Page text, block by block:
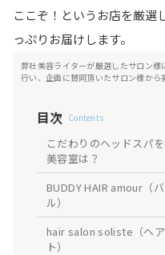
ここぞ！というお店を厳選
っぷりお届けします。
弊社美容ライターが厳選したサロン様
行い、企画に賛同頂いたサロン様から
目次 Contents
こだわりのヘッドスパ
美容室は？
BUDDY HAIR amour（
ル）
hair salon soliste（ヘ
ト）